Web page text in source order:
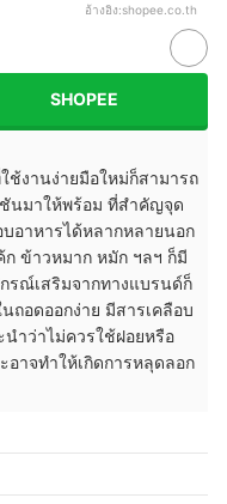
อ้างอิง:shopee.co.th
SHOPEE
ช้งานง่ายมือใหม่ก็สามารถ
ชันมาให้พร้อม ที่สำคัญจุด
อาหารได้หลากหลายนอก
ก ข้าวหมาก หมัก ฯลฯ ก็มี
รณ์เสริมจากทางแบรนด์ก็
ถอดออกง่าย มีสารเคลือบ
ำว่าไม่ควรใช้ฝอยหรือ
าจทำให้เกิดการหลุดลอก